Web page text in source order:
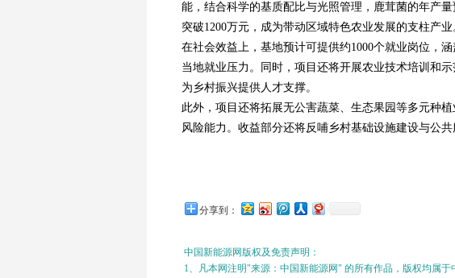
能，结合科学的基质配比与光照管理，鹿茸菌的年产
突破1200万元，成为带动区域特色农业发展的支柱产业
在社会效益上，基地预计可提供约1000个就业岗位，
当地就业压力。同时，项目还将开展农业技术培训和
为乡村振兴提供人才支撑。
此外，项目还将拓展无公害蔬菜、生态果园等多元种
风险能力。收益部分还将反哺乡村基础设施建设与公
分享到：
中国新能源网版权及免责声明：
1、凡本网注明"来源：中国新能源网" 的所有作品，版权均属